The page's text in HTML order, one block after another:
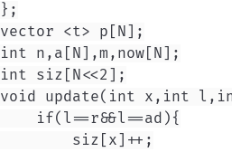
};
vector <t> p[N];
int n,a[N],m,now[N];
int siz[N<<2];
void update(int x,int
    if(l==r&&l==ad){
        siz[x]++;